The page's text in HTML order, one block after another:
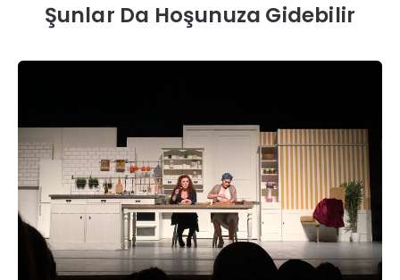
Şunlar Da Hoşunuza Gidebilir